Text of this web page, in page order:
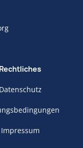
Rechtliches
Datenschutz
Impressum